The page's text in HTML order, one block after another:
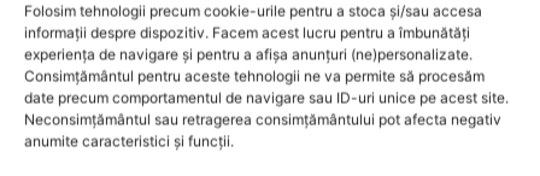
Folosim tehnologii precum cookie-urile pentru a stoca și/sau accesa
informații despre dispozitiv. Facem acest lucru pentru a îmbunătăți
experiența de navigare și pentru a afișa anunțuri (ne)personalizate.
Consimțământul pentru aceste tehnologii ne va permite să procesăm
date precum comportamentul de navigare sau ID-uri unice pe acest site.
Neconsimțământul sau retragerea consimțământului pot afecta negativ
anumite caracteristici și funcții.